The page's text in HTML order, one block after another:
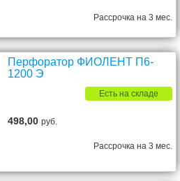
Рассрочка на 3 мес.
Перфоратор ФИОЛЕНТ П6-
1200 Э
Есть на складе
498,00руб.
Рассрочка на 3 мес.